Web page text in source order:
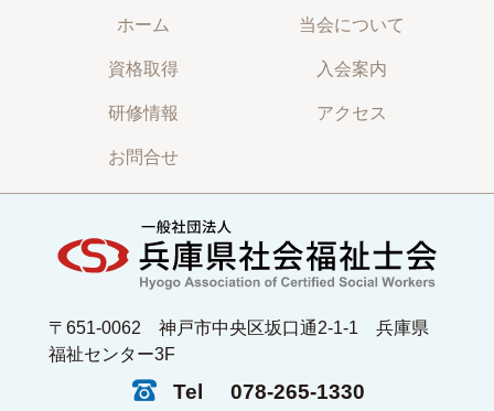
ホーム 当会について
資格取得 入会案内
研修情報 アクセス
お問合せ
〒651-0062 神戸市中央区坂口通2-1-1 兵庫県
福祉センター3F
Tel
078-265-1330